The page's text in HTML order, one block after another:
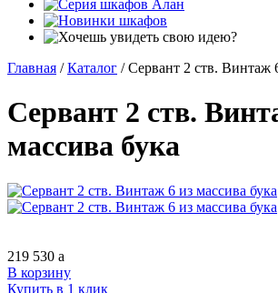
Главная / Каталог / Сервант 2 ств. Винтаж
Сервант 2 ств.
массива бука
219 530 a
В корзину
Купить в 1 клик